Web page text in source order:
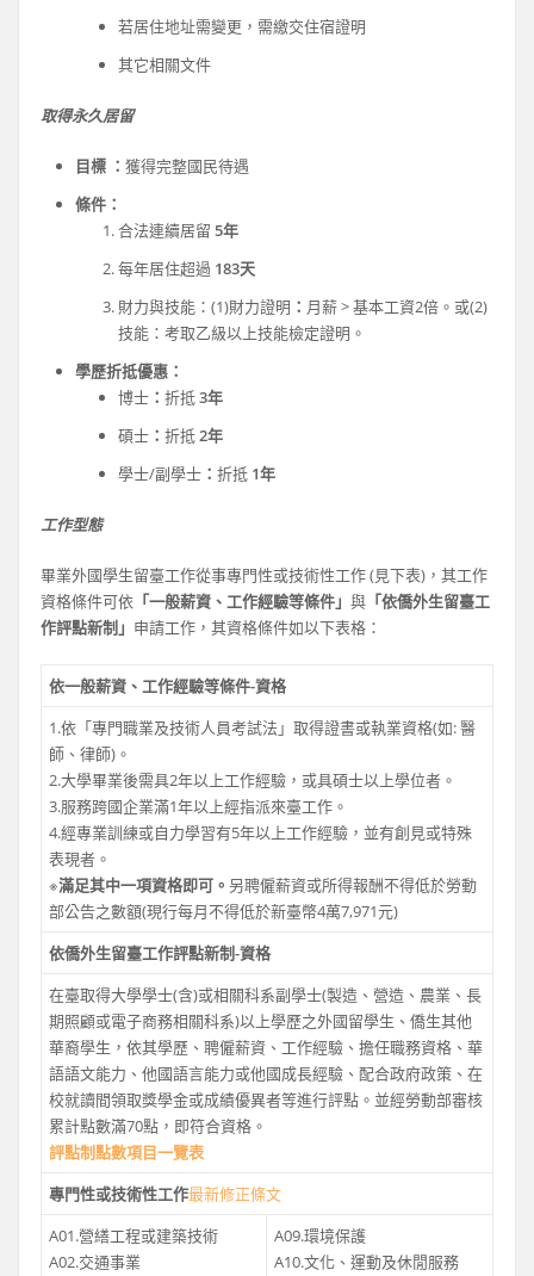
若居住地址需變更，需繳交住宿證明
其它相關文件
取得永久居留
目標 ：獲得完整國民待遇
條件：
合法連續居留 5年
每年居住超過 183天
財力與技能：(1)財力證明 ： 月薪 > 基本工資2倍。或(2)
技能：考取乙級以上技能檢定證明。
學歷折抵優惠：
博士： 折抵3年
碩士： 折抵2年
學士/副學士： 折抵 1年
工作型態
畢業外國學生留臺工作從事專門性或技術性工作 (見下表)，其工作
資格條件可依「一般薪資、工作經驗等條件」 與「依僑外生留臺工
作評點新制」 申請工作，其資格條件如以下表格：
依一般薪資、工作經驗等條件-資格
1.依「專門職業及技術人員考試法」取得證書或執業資格(如: 醫
師、律師)。
2.大學畢業後需具2年以上工作經驗，或具碩士以上學位者。
3.服務跨國企業滿1年以上經指派來臺工作。
4.經專業訓練或自力學習有5年以上工作經驗，並有創見或特殊
表現者。
※滿足其中一項資格即可。 另聘僱薪資或所得報酬不得低於勞動
部公告之數額(現行每月不得低於新臺幣4萬7,971元)
依僑外生留臺工作評點新制-資格
在臺取得大學學士(含)或相關科系副學士(製造、營造、農業、長
期照顧或電子商務相關科系)以上學歷之外國留學生、僑生其他
華裔學生，依其學歷、聘僱薪資、工作經驗、擔任職務資格、華
語語文能力、他國語言能力或他國成長經驗、配合政府政策、在
校就讀間領取獎學金或成績優異者等進行評點。並經勞動部審核
累計點數滿70點，即符合資格。
評點制點數項目一覽表
專門性或技術性工作最新修正條文
A01.營繕工程或建築技術
A02.交通事業
A09.環境保護
A10.文化、運動及休閒服務